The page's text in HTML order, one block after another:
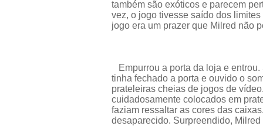
também são exóticos e parecem
vez, o jogo tivesse saído dos
jogo era um prazer que Milred não
Empurrou a porta da loja e
tinha fechado a porta e ouvido o
prateleiras cheias de jogos de
cuidadosamente colocados em
faziam ressaltar as cores das
desaparecido. Surpreendido,